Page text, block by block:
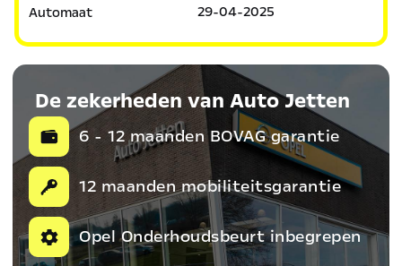
Automaat
29-04-2025
De zekerheden van Auto Jetten
6 - 12 maanden BOVAG garantie
12 maanden mobiliteitsgarantie
Opel Onderhoudsbeurt inbegrepen